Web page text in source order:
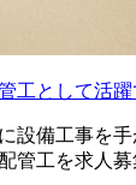
工として活
設備工事を
管工を求人募